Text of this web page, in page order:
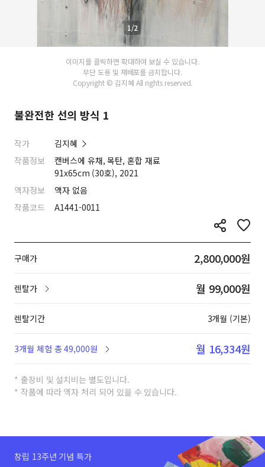
1/2
이미지를 클릭하면 확대하여 보실 수 있습니다.
무단 도용 및 재배포를 금지합니다.
Copyright © 김지혜 All rights reserved.
불완전한 선의 방식 1
작가
김지혜
작품정보
캔버스에 유채, 목탄, 혼합 재료
91x65cm (30호), 2021
액자정보
액자 없음
작품코드
A1441-0011
구매가 2,800,000원
렌탈가 월 99,000원
렌탈기간 3개월 (기본)
3개월 체험 총 49,000원 월 16,334원
* 출장비 및 설치비는 별도입니다.
* 작품에 따라 액자 처리 되어 있을 수 있습니다.
창립 13주년 기념 특가